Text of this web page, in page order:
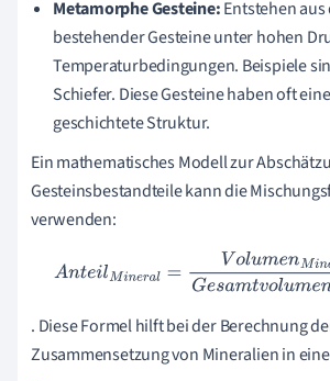
Metamorphe Gesteine:Entstehen
bestehender Gesteine unter hohen
Temperaturbedingungen. Beispiele
Schiefer. Diese Gesteine haben oft
geschichtete Struktur.
Ein mathematisches Modell zur
Gesteinsbestandteile kann die
verwenden:
eilMineral= lum enMineralGesamtvol
. Diese Formel hilft bei der Berechnung
Zusammensetzung von Mineralien in